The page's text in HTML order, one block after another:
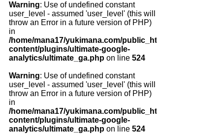
Warning: Use of undefined constant
user_level - assumed 'user_level' (this will
throw an Error in a future version of PHP)
in
/home/mana17/yukimana.com/public_html/wp-
content/plugins/ultimate-google-
analytics/ultimate_ga.php on line 524
Warning: Use of undefined constant
user_level - assumed 'user_level' (this will
throw an Error in a future version of PHP)
in
/home/mana17/yukimana.com/public_html/wp-
content/plugins/ultimate-google-
analytics/ultimate_ga.php on line 524